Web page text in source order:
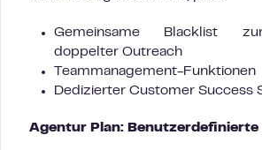
Gemeinsame Blacklist
doppelter Outreach
Teammanagement-Funktionen
Dedizierter Customer Success
Agentur Plan: Benutzerdefinierte